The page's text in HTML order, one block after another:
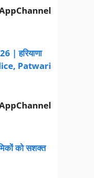
| हरियाणा
Patwari
को सशक्त